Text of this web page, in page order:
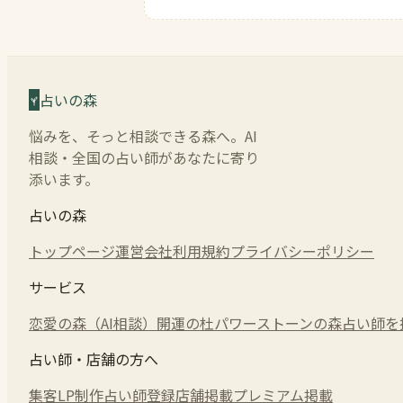
占いの森
悩みを、そっと相談できる森へ。AI
相談・全国の占い師があなたに寄り
添います。
占いの森
トップページ運営会社利用規約プライバシーポリシー
サービス
恋愛の森（AI相談） 開運の杜パワーストーンの森占い師
占い師・店舗の方へ
集客LP制作占い師登録店舗掲載プレミアム掲載